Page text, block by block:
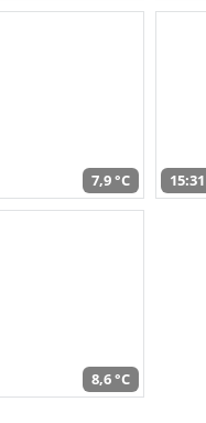
7,9 °C 15:31
8,6 °C